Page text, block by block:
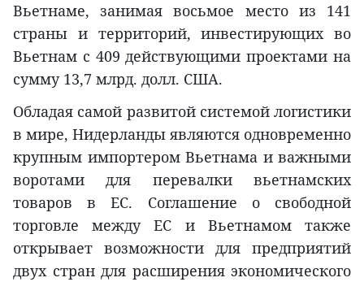
Вьетнаме, занимая восьмое место из 141
страны и территорий, инвестирующих во
Вьетнам с 409 действующими проектами на
сумму 13,7 млрд. долл. США.
Обладая самой развитой системой логистики
в мире, Нидерланды являются одновременно
крупным импортером Вьетнама и важными
воротами для перевалки вьетнамских
товаров в ЕС. Соглашение о свободной
торговле между ЕС и Вьетнамом также
открывает возможности для предприятий
двух стран для расширения экономического